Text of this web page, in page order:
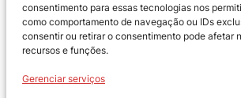
consentimento para essas tecnologias nos
como comportamento de navegação ou IDs
consentir ou retirar o consentimento pode afetar
recursos e funções.
Gerenciar serviços
Política de Troca e Devoluções
Política de Reembolso